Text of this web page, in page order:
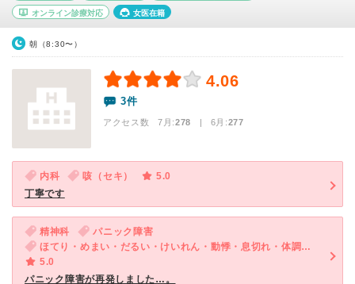
オンライン診療対応 女医在籍
朝（8:30〜）
4.06
3件
アクセス数 7月:278 | 6月:277
内科 咳（セキ）
5.0
丁寧です
精神科
パニック障害
ほてり・めまい・だるい・けいれん・動悸・息切れ・体調不良・寝つきが悪い・不眠・気が滅入る・不安
5.0
パニック障害が再発しました…。